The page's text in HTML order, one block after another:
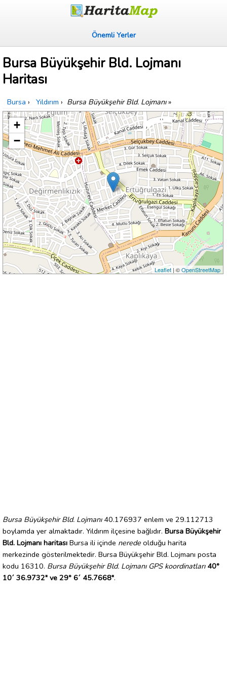
Önemli Yerler
Bursa Büyükşehir Bld. Lojmanı
Haritası
Bursa › Yıldırım › Bursa Büyükşehir Bld. Lojmanı»
+
−
Leaflet| ©OpenStreetMap
Bursa Büyükşehir Bld. Lojmanı40.176937 enlem ve 29.112713
boylamda yer almaktadır. Yıldırım ilçesine bağlıdır. Bursa Büyükşehir
Bld. Lojmanı haritası Bursa ili içinde nerede olduğu harita
merkezinde gösterilmektedir. Bursa Büyükşehir Bld. Lojmanı posta
kodu 16310. Bursa Büyükşehir Bld. Lojmanı GPS koordinatları 40°
10´ 36.9732" ve 29° 6´ 45.7668".